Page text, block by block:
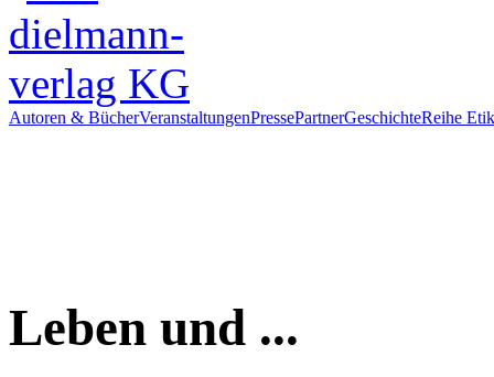
Autoren & BücherVeranstaltungenPressePartnerGeschichteReihe
Leben und ...